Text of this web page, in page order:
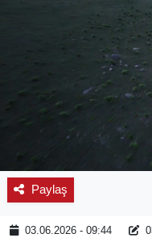
Paylaş
03.06.2026 - 09:44
YAŞAM
BİLİM -
KADIN
KÜLTÜR SANAT